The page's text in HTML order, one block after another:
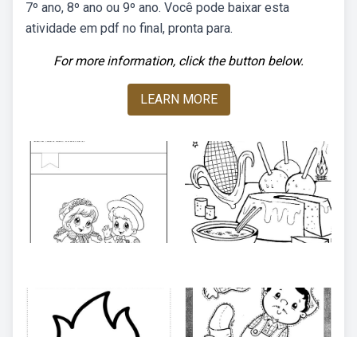
7º ano, 8º ano ou 9º ano. Você pode baixar esta
atividade em pdf no final, pronta para.
For more information, click the button below.
LEARN MORE